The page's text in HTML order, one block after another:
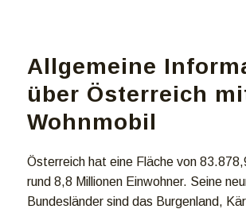
Allgemeine
über Österreich
Wohnmobil
Österreich hat eine Fläche von
rund 8,8 Millionen Einwohner. Seine
Bundesländer sind das Burgenland,